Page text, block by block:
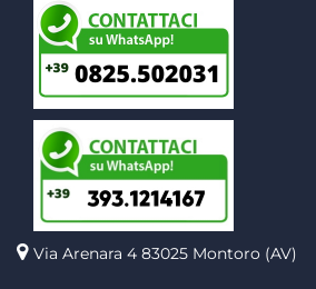
Via Arenara 4 83025 Montoro (AV)